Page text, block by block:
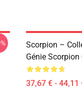
Scorpion –
Génie
37,67 € - 44,11